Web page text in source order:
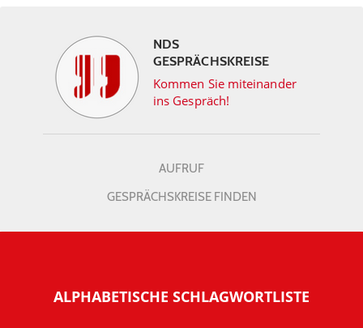
NDS
GESPRÄCHSKREISE
Kommen Sie miteinander
ins Gespräch!
AUFRUF
GESPRÄCHSKREISE FINDEN
ALPHABETISCHE SCHLAGWORTLISTE